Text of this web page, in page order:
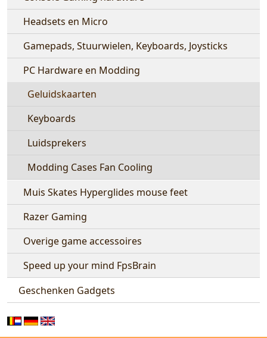
Headsets en Micro
Gamepads, Stuurwielen, Keyboards, Joysticks
PC Hardware en Modding
Geluidskaarten
Keyboards
Luidsprekers
Modding Cases Fan Cooling
Muis Skates Hyperglides mouse feet
Razer Gaming
Overige game accessoires
Speed up your mind FpsBrain
Geschenken Gadgets